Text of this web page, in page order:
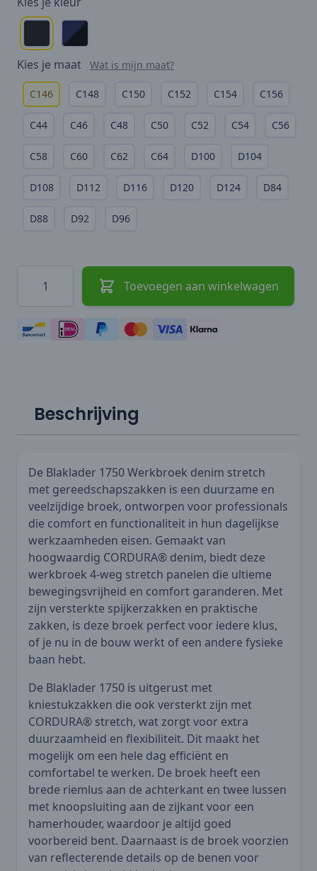
Kies je maat Wat is mijn maat?
C146 C148 C150 C152 C154 C156
C44 C46 C48 C50 C52 C54 C56
C58 C60 C62 C64 D100 D104
D108 D112 D116 D120 D124 D84
D88 D92 D96
Hoeveelheid
Toevoegen aan winkelwagen
Beschrijving
De Blaklader 1750 Werkbroek denim stretch
met gereedschapszakken is een duurzame en
veelzijdige broek, ontworpen voor professionals
die comfort en functionaliteit in hun dagelijkse
werkzaamheden eisen. Gemaakt van
hoogwaardig CORDURA® denim, biedt deze
werkbroek 4-weg stretch panelen die ultieme
bewegingsvrijheid en comfort garanderen. Met
zijn versterkte spijkerzakken en praktische
zakken, is deze broek perfect voor iedere klus,
of je nu in de bouw werkt of een andere fysieke
baan hebt.
De Blaklader 1750 is uitgerust met
kniestukzakken die ook versterkt zijn met
CORDURA® stretch, wat zorgt voor extra
duurzaamheid en flexibiliteit. Dit maakt het
mogelijk om een hele dag efficiënt en
comfortabel te werken. De broek heeft een
brede riemlus aan de achterkant en twee lussen
met knoopsluiting aan de zijkant voor een
hamerhouder, waardoor je altijd goed
voorbereid bent. Daarnaast is de broek voorzien
van reflecterende details op de benen voor